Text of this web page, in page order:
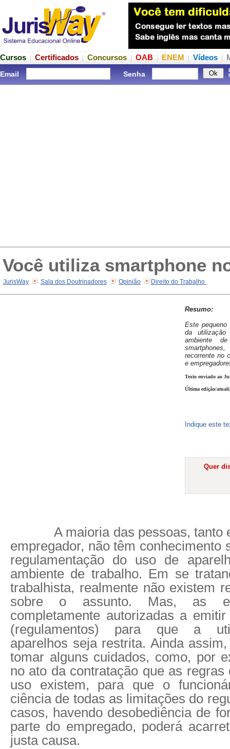
Cursos Certificados Concursos OAB ENEM Vídeos
Email Senha
Você utiliza smartphone
JurisWay Sala dos Doutrinadores Opinião Direito do Trabalho
Resumo:
Este
da utilização
ambiente
recorrente no
e
Texto enviado ao
Última edição/
Indique este
Quer
A maioria das pessoas, tanto
empregador, não têm conhecimento
regulamentação do uso de
ambiente de trabalho. Em se
trabalhista, realmente não existem
sobre o assunto. Mas, as
completamente autorizadas a
(regulamentos) para que a
aparelhos seja restrita. Ainda
tomar alguns cuidados, como, por
no ato da contratação que as
uso existem, para que o
ciência de todas as limitações do
casos, havendo desobediência de
parte do empregado, poderá
justa causa.